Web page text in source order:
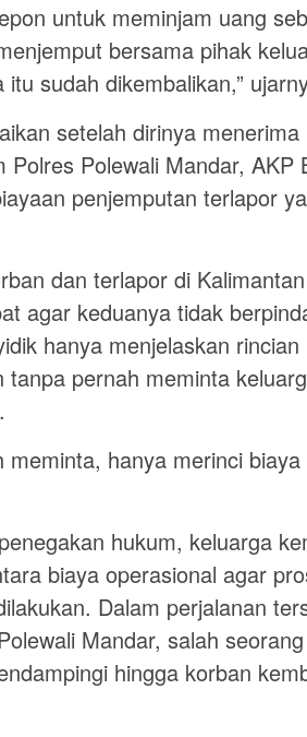
untuk meminjam uang
bersama pihak
sudah dikembalikan,”
setelah dirinya menerima
Polewali Mandar, AKP
penjemputan terlapor
dan terlapor di
agar keduanya tidak
hanya menjelaskan rincian
tanpa pernah meminta
meminta, hanya merinci biaya
hukum, keluarga
biaya operasional agar
Dalam perjalanan
Mandar, salah
hingga korban